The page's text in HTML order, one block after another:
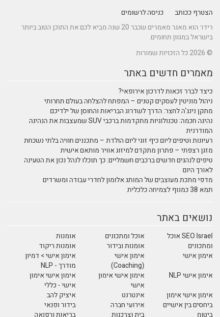
הצטרף ככותב
כניסה לרשומים
רידר הוא מאגר מאמרים שכבר 20 שנה מביא לכם את התוכן הטוב ביותר
בישראל במגוון תחומים.
© 2026 כל הזכויות שמורות
מאמרים חדשים באתר
כיצד לברר זכאות לדרכון אירופאי?
ניהול מוניטין לעסקים קטנים – המפתח להצלחה בעולם תחרותי
מתקן נינג'ה לחצר: הדרך לשדרוג הבריאות והחוסן של ילדיכם
נהיגה חכמה: טכנולוגיות מתקדמות ברכבי SUV שמעצבות את הנהיגה
המודרנית
רעיונות וטיפים ליום כיף זוגי ליום הולדת – מתכננים חוויה בלתי נשכחת
מזגן רצפתי – פתרון מתקדם למיזוג אוויר מותאם אישית
טיפים לנהגים חדשים ברכבים חשמליים: כך תוכלו לנהל נכון את הטעינה
לאורך היום
מדפי מתכת מעוצבים של המותג אלומון לחדרי עבודה ומשרדים
תמא 38 כמנוף לצמיחה כלכלית
נושאים באתר
SEO Israel אוכל
ומתכונים
אוכל ומתכונים
אומנות
אומנות ובידור
אומנות ריקוד
אימון אישי
אימון אישי
(Coaching)
אימון אישי > דמיון
מודרך - NLP
אימון אישי NLP
אימון אישי אימון
אישי
אימון אישי אימון
אישי - כללי
אימון אישי אימון
ביחסים בין אישיים
אינטרנט
איציק להב
אירועי חברה
בידור ופנאי
ביטוח
בית וצרכנות בריאות ורפואה